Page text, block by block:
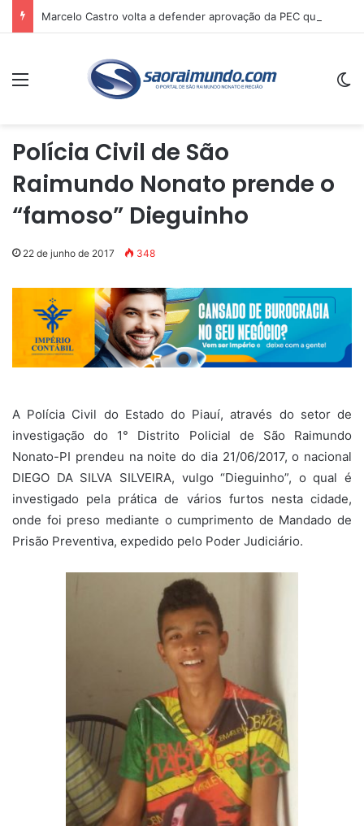
Menu
Polícia Civil de São
Raimundo Nonato prende o
“famoso” Dieguinho
22 de junho de 2017 348
A Polícia Civil do Estado do Piauí, através do setor de
investigação do 1° Distrito Policial de São Raimundo
Nonato-PI prendeu na noite do dia 21/06/2017, o nacional
DIEGO DA SILVA SILVEIRA, vulgo “Dieguinho”, o qual é
investigado pela prática de vários furtos nesta cidade,
onde foi preso mediante o cumprimento de Mandado de
Prisão Preventiva, expedido pelo Poder Judiciário.